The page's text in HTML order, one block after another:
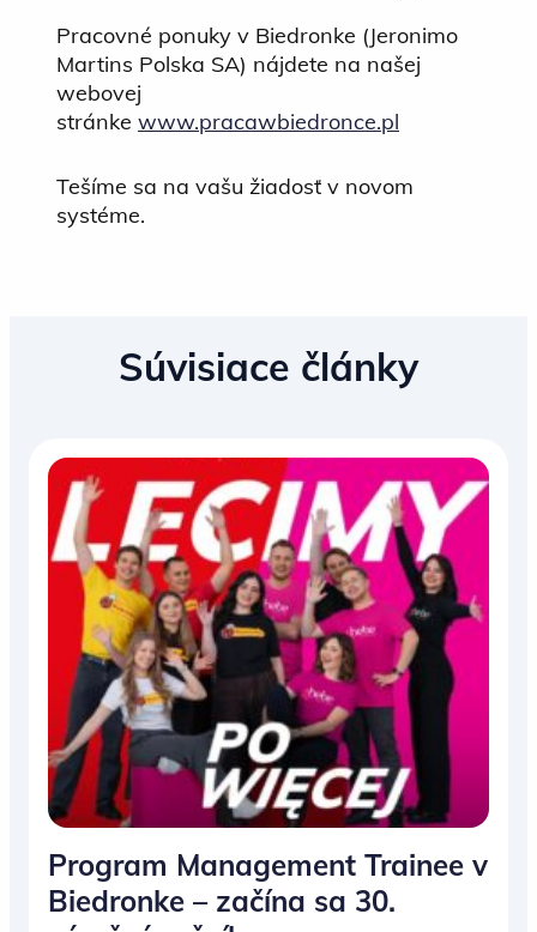
Pracovné ponuky v Biedronke (Jeronimo
Martins Polska SA) nájdete na našej
webovej
stránke www.pracawbiedronce.pl
Tešíme sa na vašu žiadosť v novom
systéme.
Súvisiace články
Program Management Trainee v
Biedronke – začína sa 30.